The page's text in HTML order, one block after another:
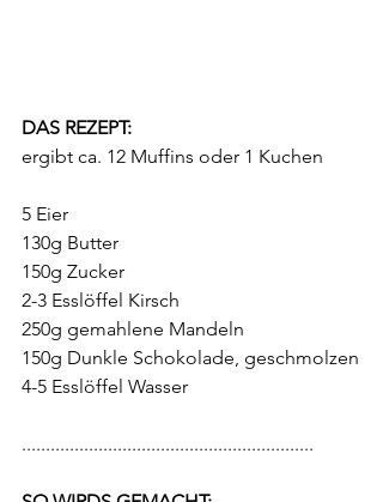
DAS REZEPT:
ergibt ca. 12 Muffins oder 1 Kuchen
130g Butter
150g Zucker
2-3 Esslöffel Kirsch
250g gemahlene Mandeln
150g Dunkle Schokolade, geschmolzen
.............................................................